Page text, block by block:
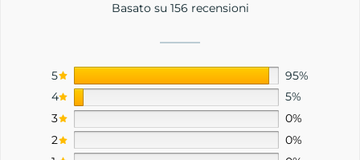
Basato su 156 recensioni
5
95%
4
5%
3
0%
2
0%